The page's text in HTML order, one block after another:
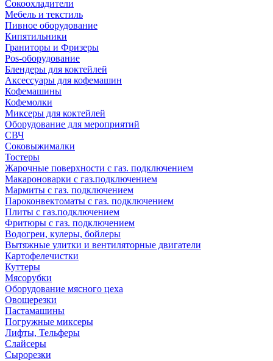
Сокоохладители
Мебель и текстиль
Пивное оборудование
Кипятильники
Граниторы и Фризеры
Pos-оборудование
Блендеры для коктейлей
Аксессуары для кофемашин
Кофемашины
Кофемолки
Миксеры для коктейлей
Оборудование для мероприятий
СВЧ
Соковыжималки
Тостеры
Жарочные поверхности с газ. подключением
Макароноварки с газ.подключением
Мармиты с газ. подключением
Пароконвектоматы с газ. подключением
Плиты с газ.подключением
Фритюры с газ. подключением
Водогреи, кулеры, бойлеры
Вытяжные улитки и вентиляторные двигатели
Картофелечистки
Куттеры
Мясорубки
Оборудование мясного цеха
Овощерезки
Пастамашины
Погружные миксеры
Лифты, Тельферы
Слайсеры
Сырорезки